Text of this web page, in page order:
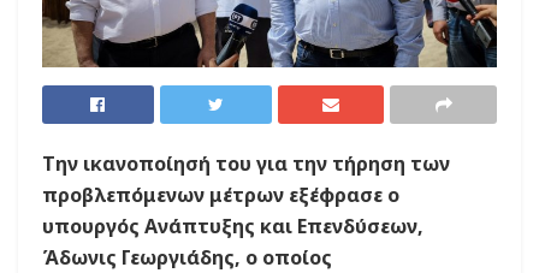
Την ικανοποίησή του για την τήρηση των
προβλεπόμενων μέτρων εξέφρασε ο
υπουργός Ανάπτυξης και Επενδύσεων,
Άδωνις Γεωργιάδης, ο οποίος